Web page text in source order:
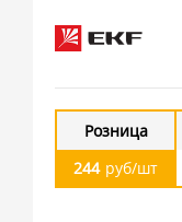
Розница
244 руб/шт